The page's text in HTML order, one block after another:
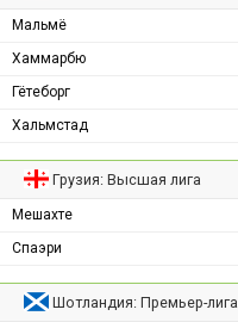
Мальмё
Хаммарбю
Гётеборг
Хальмстад
Грузия: Высшая лига
Мешахте
Спаэри
Шотландия: Премьер-лига